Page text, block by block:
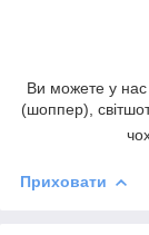
Ви можете у
(шоппер),
Приховати